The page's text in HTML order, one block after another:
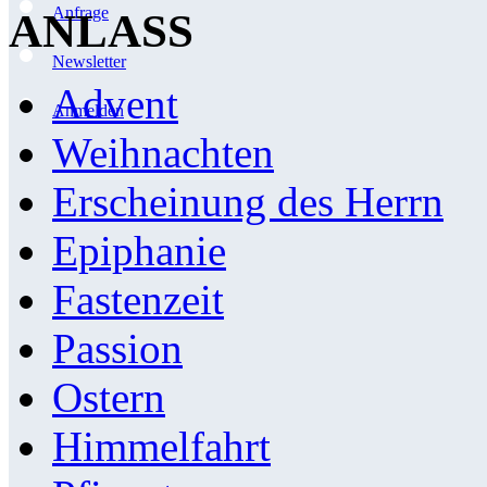
Anfrage
Newsletter
Anmelden
ANLASS
Advent
Weihnachten
Erscheinung des Herrn
Epiphanie
Fastenzeit
Passion
Ostern
Himmelfahrt